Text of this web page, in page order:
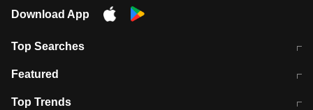
Download App
Top Searches
मुंबई में लगे 'जेन जी' के पोस्टर, लिखा- 'मैं
Featured
10 अगस्त को विधानसभा का घेराव करेंगे
Top Trends